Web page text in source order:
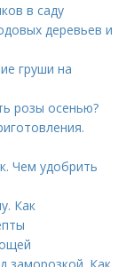
в саду
деревьев и
груши на
розы осенью?
Чем удобрить
Как